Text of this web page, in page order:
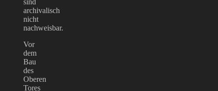
archivalisch
nicht
nachweisbar.
Vor
dem
Bau
des
Oberen
Tores